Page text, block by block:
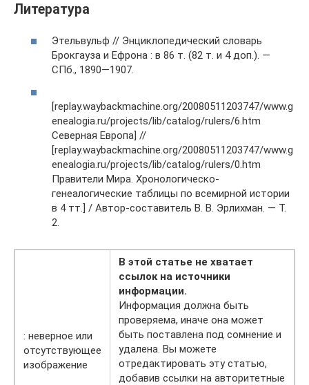
Литература
Этельвульф // Энциклопедический словарь
Брокгауза и Ефрона : в 86 т. (82 т. и 4 доп.). —
СПб., 1890—1907.
[replay.waybackmachine.org/20080511203747/www.g
enealogia.ru/projects/lib/catalog/rulers/6.htm
Северная Европа] //
[replay.waybackmachine.org/20080511203747/www.g
enealogia.ru/projects/lib/catalog/rulers/0.htm
Правители Мира. Хронологическо-
генеалогические таблицы по всемирной истории
в 4 тт.] / Автор-составитель В. В. Эрлихман. — Т.
2.
: неверное или
отсутствующее
изображение
В этой статье не хватает
ссылок на источники
информации.
Информация должна быть
проверяема, иначе она может
быть поставлена под сомнение и
удалена. Вы можете
отредактировать эту статью,
добавив ссылки на авторитетные